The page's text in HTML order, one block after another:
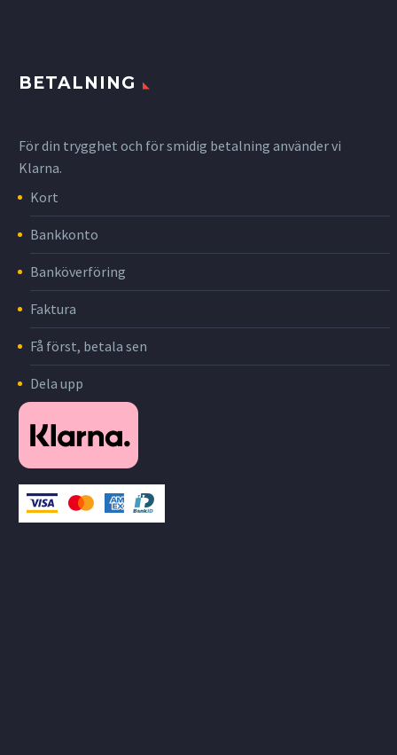
BETALNING
För din trygghet och för smidig betalning använder vi
Klarna.
Kort
Bankkonto
Banköverföring
Faktura
Få först, betala sen
Dela upp